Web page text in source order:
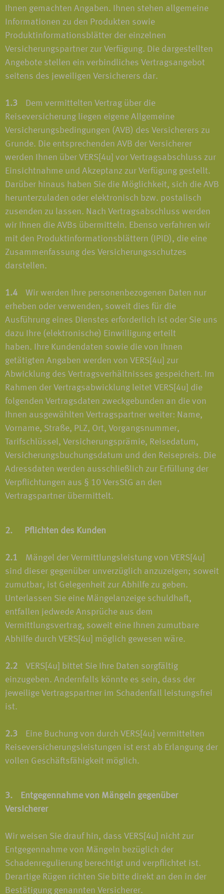
Ihnen gemachten Angaben. Ihnen stehen allgemeine
Informationen zu den Produkten sowie
Produktinformationsblätter der einzelnen
Versicherungspartner zur Verfügung. Die dargestellten
Angebote stellen ein verbindliches Vertragsangebot
seitens des jeweiligen Versicherers dar.
1.3 Dem vermittelten Vertrag über die
Reiseversicherung liegen eigene Allgemeine
Versicherungsbedingungen (AVB) des Versicherers zu
Grunde. Die entsprechenden AVB der Versicherer
werden Ihnen über VERS[4u] vor Vertragsabschluss zur
Einsichtnahme und Akzeptanz zur Verfügung gestellt.
Darüber hinaus haben Sie die Möglichkeit, sich die AVB
herunterzuladen oder elektronisch bzw. postalisch
zusenden zu lassen. Nach Vertragsabschluss werden
wir Ihnen die AVBs übermitteln. Ebenso verfahren wir
mit den Produktinformationsblättern (IPID), die eine
Zusammenfassung des Versicherungsschutzes
darstellen.
1.4 Wir werden Ihre personenbezogenen Daten nur
erheben oder verwenden, soweit dies für die
Ausführung eines Dienstes erforderlich ist oder Sie uns
dazu Ihre (elektronische) Einwilligung erteilt
haben. Ihre Kundendaten sowie die von Ihnen
getätigten Angaben werden von VERS[4u] zur
Abwicklung des Vertragsverhältnisses gespeichert. Im
Rahmen der Vertragsabwicklung leitet VERS[4u] die
folgenden Vertragsdaten zweckgebunden an die von
Ihnen ausgewählten Vertragspartner weiter: Name,
Vorname, Straße, PLZ, Ort, Vorgangsnummer,
Tarifschlüssel, Versicherungsprämie, Reisedatum,
Versicherungsbuchungsdatum und den Reisepreis. Die
Adressdaten werden ausschließlich zur Erfüllung der
Verpflichtungen aus § 10 VersStG an den
Vertragspartner übermittelt.
2. Pflichten des Kunden
2.1 Mängel der Vermittlungsleistung von VERS[4u]
sind dieser gegenüber unverzüglich anzuzeigen; soweit
zumutbar, ist Gelegenheit zur Abhilfe zu geben.
Unterlassen Sie eine Mängelanzeige schuldhaft,
entfallen jedwede Ansprüche aus dem
Vermittlungsvertrag, soweit eine Ihnen zumutbare
Abhilfe durch VERS[4u] möglich gewesen wäre.
2.2 VERS[4u] bittet Sie Ihre Daten sorgfältig
einzugeben. Andernfalls könnte es sein, dass der
jeweilige Vertragspartner im Schadenfall leistungsfrei
ist.
2.3 Eine Buchung von durch VERS[4u] vermittelten
Reiseversicherungsleistungen ist erst ab Erlangung der
vollen Geschäftsfähigkeit möglich.
3. Entgegennahme von Mängeln gegenüber
Versicherer
Wir weisen Sie drauf hin, dass VERS[4u] nicht zur
Entgegennahme von Mängeln bezüglich der
Schadenregulierung berechtigt und verpflichtet ist.
Derartige Rügen richten Sie bitte direkt an den in der
Bestätigung genannten Versicherer.